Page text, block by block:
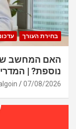
בחירת העורך
האם המחשב
נוספת? |
07/08/2026